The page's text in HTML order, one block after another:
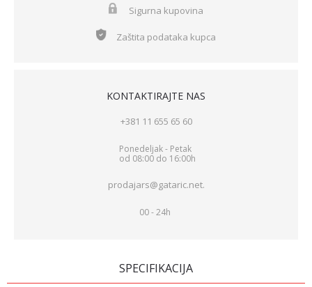
Sigurna kupovina
Zaštita podataka kupca
KONTAKTIRAJTE NAS
+381 11 655 65 60
Ponedeljak - Petak
od 08:00 do 16:00h
prodajars@gataric.net.
00 - 24h
SPECIFIKACIJA